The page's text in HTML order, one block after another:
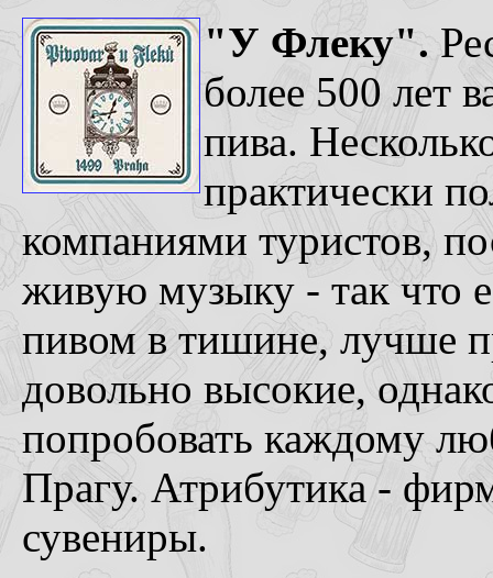
"У Флеку".
более 500 лет
пива.
практически
компаниями туристов,
живую музыку - так что
пивом в тишине, лучше
довольно высокие,
попробовать каждому
Прагу. Атрибутика -
сувениры.